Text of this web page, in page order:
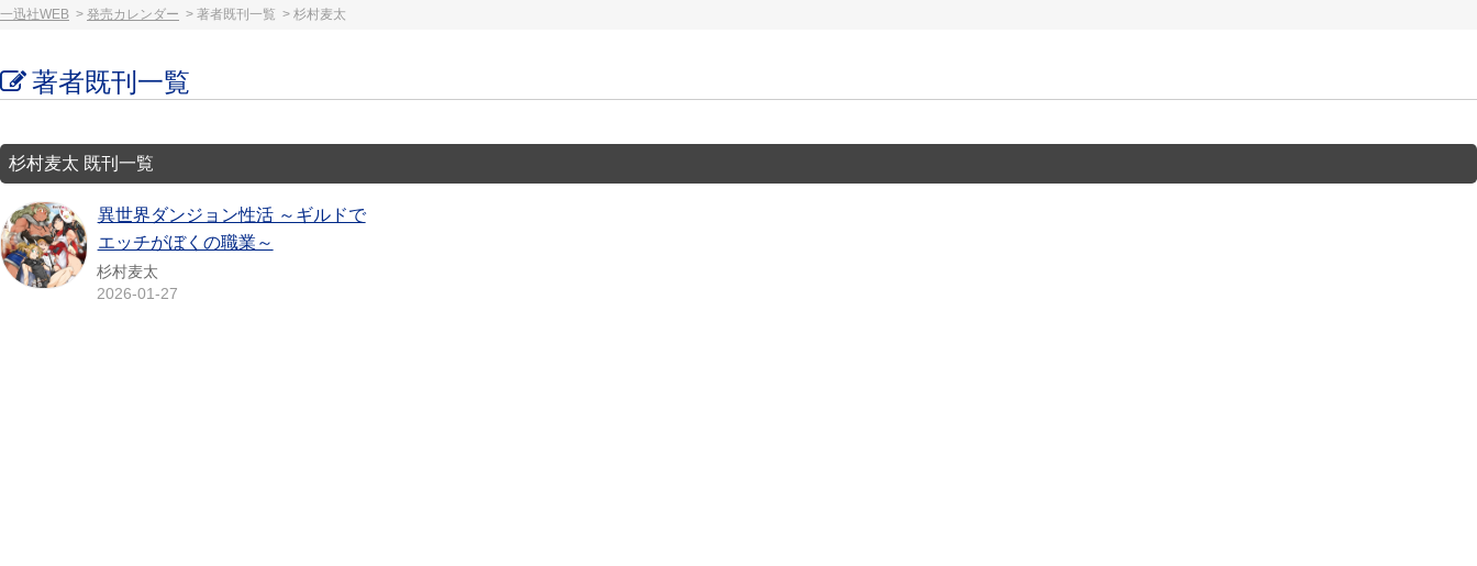
一迅社WEB 発売カレンダー 著者既刊一覧 杉村麦太
著者既刊一覧
杉村麦太 既刊一覧
異世界ダンジョン性活 ～ギルドで
エッチがぼくの職業～
杉村麦太
2026-01-27